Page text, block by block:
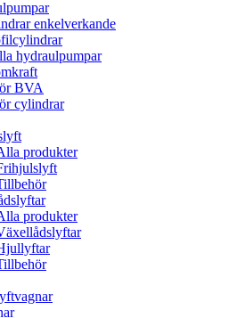
enkelverkande
hydraulpumpar
BVA
cylindrar
produkter
produkter